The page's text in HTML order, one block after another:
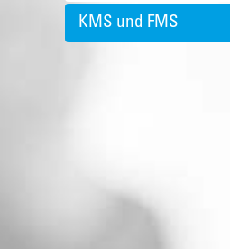
KMS und FMS